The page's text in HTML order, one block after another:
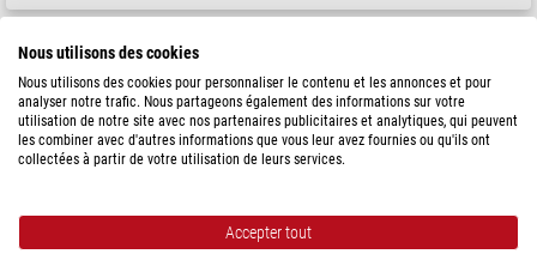
Nous utilisons des cookies
Nous utilisons des cookies pour personnaliser le contenu et les annonces et pour
analyser notre trafic. Nous partageons également des informations sur votre
utilisation de notre site avec nos partenaires publicitaires et analytiques, qui peuvent
les combiner avec d'autres informations que vous leur avez fournies ou qu'ils ont
collectées à partir de votre utilisation de leurs services.
Accepter tout